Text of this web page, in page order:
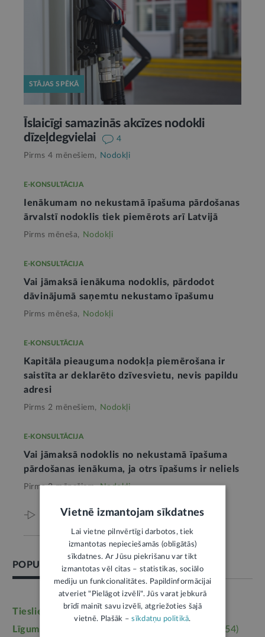
STĀJAS SPĒKĀ
Īslaicīgi samazinās akcīzes nodokli
dīzeļdegvielai
4
Pirms 4 mēnešiem, Nodokļi
E-KONSULTĀCIJA
Ienākumam no nekustamā īpašuma pārdošanas
ārvalstī nodoklis tiek piemērots arī Latvijā
Pirms mēneša, Nodokļi
E-KONSULTĀCIJA
Vai jāmaksā ienākuma nodoklis, pārdodot
dāvinājumā saņemtu nekustamo īpašumu
Pirms mēneša, Nodokļi
E-KONSULTĀCIJA
Kapitāla pieauguma nodokļa piemērošana ir
saistīta ar deklarēto dzīvesvietu, nevis papildu
adresi
Pirms 2 mēnešiem, Nodokļi
E-KONSULTĀCIJA
Vai jāmaksā nodoklis no nekustamā īpašuma
pārdošanas ienākuma, ja otrs īpašums ir neliels
Pirms 2 mēnešiem, Nodokļi
Viss par šo tēmu
POPULĀRĀKĀS TĒMAS
Tieslietas (6246) Darba tiesības(5764)
Līgumi, dokumenti
(3954)
Vietnē izmantojam sīkdatnes
Lai vietne pilnvērtīgi darbotos, tiek
izmantotas nepieciešamās (obligātās)
sīkdatnes. Ar Jūsu piekrišanu var tikt
izmantotas vēl citas – statistikas, sociālo
mediju un funkcionalitātes. Papildinformācijai
atveriet "Pielāgot izvēli". Jūs varat jebkurā
brīdī mainīt savu izvēli, atgriežoties šajā
vietnē. Plašāk –sīkdatņu politikā.